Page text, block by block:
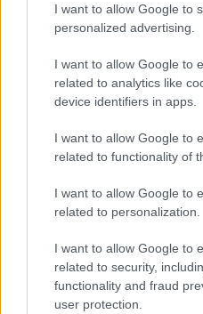
I want to allow Google to
personalized advertising.
I want to allow Google to
related to analytics like
device identifiers in apps.
I want to allow Google to
related to functionality of
I want to allow Google to
related to personalization.
I want to allow Google to
related to security,
functionality and fraud
user protection.
Éljen Lengyelország, éljen
demokratikus és szabad
urnákhoz és győzzenek!
– fejezte be beszédét az Európai
Ezt a cikket az
Azonnaliszállította.
Ne maradjon le a legfrissebb
EGRI ÜGYEK Google Hírek